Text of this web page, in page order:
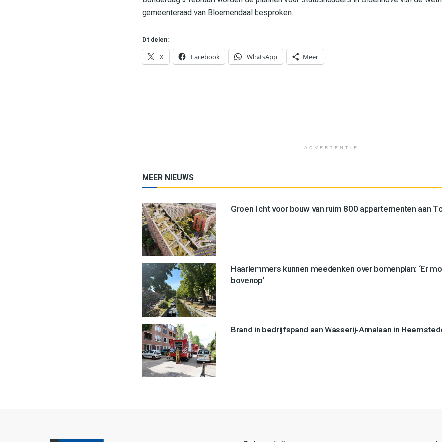
gemeenteraad van Bloemendaal besproken.
Dit delen:
X Facebook WhatsApp Meer
ADVERTENTIE
MEER NIEUWS
Groen licht voor bouw van ruim 800 appartementen aan
Haarlemmers kunnen meedenken over bomenplan: ‘Er
bovenop’
Brand in bedrijfspand aan Wasserij-Annalaan in